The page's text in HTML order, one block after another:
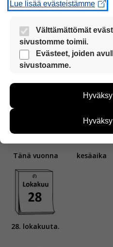
maaliskuun lopusta
Tänä vuonna kesäaika
28. lokakuuta.
Lue lisää evästeistämme
Välttämättömät
sivustomme toimii.
Nämä evästeet ovat aina
sivustoamme voi käyttää
Evästeet, joiden
sivustoamme.
kehittää sivustoamme
kävijämääristä ja siitä,
miten sivuilla liikutaan.
Voit valita, hyväksytkö